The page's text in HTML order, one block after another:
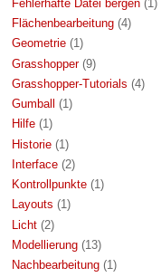
Fehlerhafte Datei bergen (1)
Flächenbearbeitung (4)
Geometrie (1)
Grasshopper (9)
Grasshopper-Tutorials (4)
Gumball (1)
Hilfe (1)
Historie (1)
Interface (2)
Kontrollpunkte (1)
Layouts (1)
Licht (2)
Modellierung (13)
Nachbearbeitung (1)